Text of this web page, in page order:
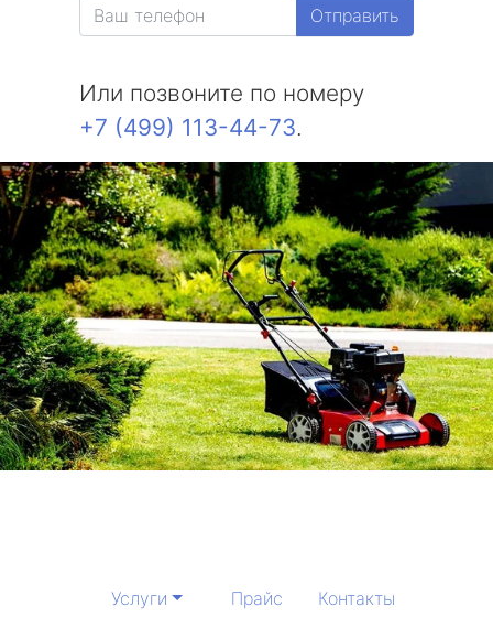
Отправить
Или позвоните по номеру
+7 (499) 113-44-73.
Услуги Прайс Контакты